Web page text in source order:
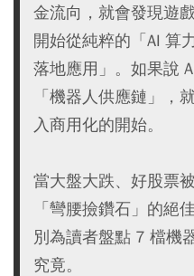
金流向，就會發現遊
開始從純粹的「AI 算
落地應用」。如果說
「機器人供應鏈」，
入商用化的開始。
當大盤大跌、好股票
「彎腰撿鑽石」的絕
別為讀者盤點 7 檔機
究竟。